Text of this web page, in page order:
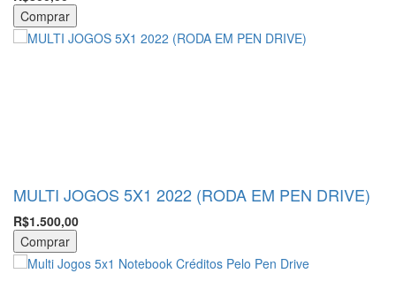
Comprar
MULTI JOGOS 5X1 2022 (RODA EM PEN DRIVE)
R$1.500,00
Comprar